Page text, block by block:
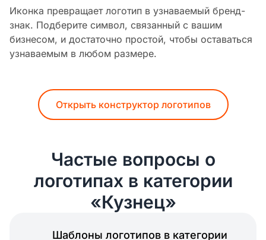
Иконка превращает логотип в узнаваемый бренд-
знак. Подберите символ, связанный с вашим
бизнесом, и достаточно простой, чтобы оставаться
узнаваемым в любом размере.
Открыть конструктор логотипов
Частые вопросы о
логотипах в категории
«Кузнец»
Шаблоны логотипов в категории